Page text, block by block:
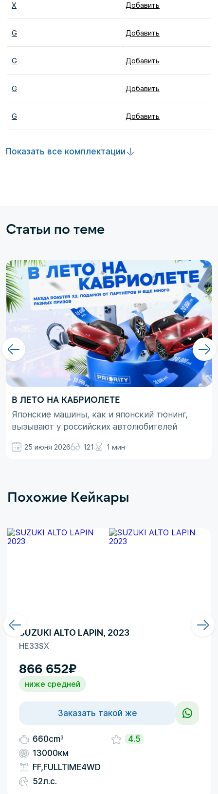
X Добавить
G Добавить
G Добавить
G Добавить
G Добавить
Показать все комплектации
Статьи по теме
В ЛЕТО НА КАБРИОЛЕТЕ
Японские машины, как и японский тюнинг,
вызывают у российских автолюбителей
просто ассоциируются с вполне понятными
Здесь больше доминирует чувство безумного
25 июня 2026 121 1 мин
Похожие Кейкары
660cm3
13000км
FF,FULLTIME4WD
52л.с.
4.5
SUZUKI ALTO LAPIN, 2023
HE33SX
866 652₽
ниже средней
Заказать такой же